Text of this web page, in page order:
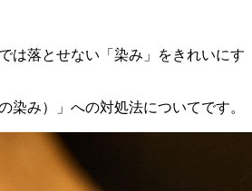
は落とせない「染み」をきれいにす
染み）」への対処法についてです。